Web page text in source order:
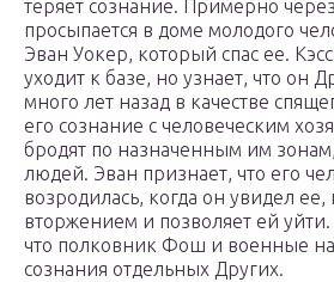
теряет сознание. Примерно
просыпается в доме молодого
Эван Уокер, который спас ее.
уходит к базе, но узнает, что он
много лет назад в качестве
его сознание с человеческим
бродят по назначенным им
людей. Эван признает, что его
возродилась, когда он увидел ее,
вторжением и позволяет ей
что полковник Фош и военные
сознания отдельных Других.